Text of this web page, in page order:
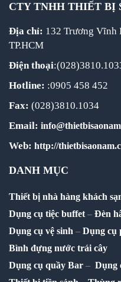
CTY TNHH THIẾT BỊ
Địa chỉ: 132 Trương Vĩnh
TP.HCM
Điện thoại
Hotline: :0905 458 452
Fax: (028)3810.1034
Email:
Web: http://
DANH MỤC
Thiết bị nhà hàng khách
Dụng cụ tiệc buffet – Đèn
Dụng cụ vệ sinh – Dụng cụ
Bình đựng nước trái cây
Dụng cụ quầy Bar – Dụng